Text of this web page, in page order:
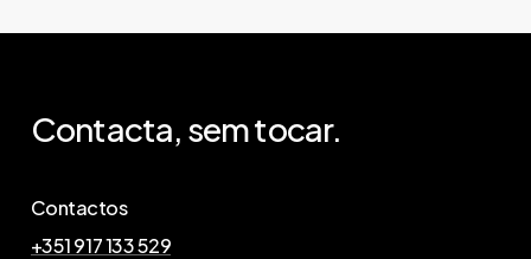
Contacta, semtocar.
Contactos
+351 917 133 529